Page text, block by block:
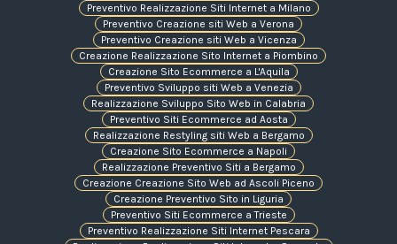
Preventivo Realizzazione Siti Internet a Milano
Preventivo Creazione siti Web a Verona
Preventivo Creazione siti Web a Vicenza
Creazione Realizzazione Sito Internet a Piombino
Creazione Sito Ecommerce a L'Aquila
Preventivo Sviluppo siti Web a Venezia
Realizzazione Sviluppo Sito Web in Calabria
Preventivo Siti Ecommerce ad Aosta
Realizzazione Restyling siti Web a Bergamo
Creazione Sito Ecommerce a Napoli
Realizzazione Preventivo Siti a Bergamo
Creazione Creazione Sito Web ad Ascoli Piceno
Creazione Preventivo Sito in Liguria
Preventivo Siti Ecommerce a Trieste
Preventivo Realizzazione Siti Internet Pescara